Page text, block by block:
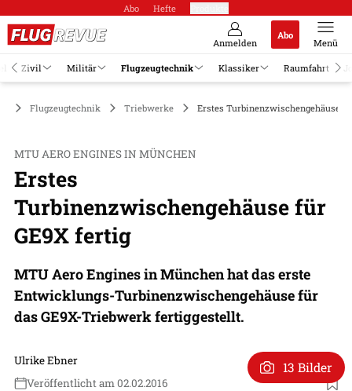
Abo Hefte
Anmelden
Abo
Menü
Zivil Militär Flugzeugtechnik Klassiker Raumfahrt
Flugzeugtechnik Triebwerke Erstes Turbinenzwischengehäuse
MTU AERO ENGINES IN MÜNCHEN
Erstes
Turbinenzwischengehäuse für
GE9X fertig
MTU Aero Engines in München hat das erste
Entwicklungs-Turbinenzwischengehäuse für
das GE9X-Triebwerk fertiggestellt.
Ulrike Ebner
Veröffentlicht am 02.02.2016
13 Bilder